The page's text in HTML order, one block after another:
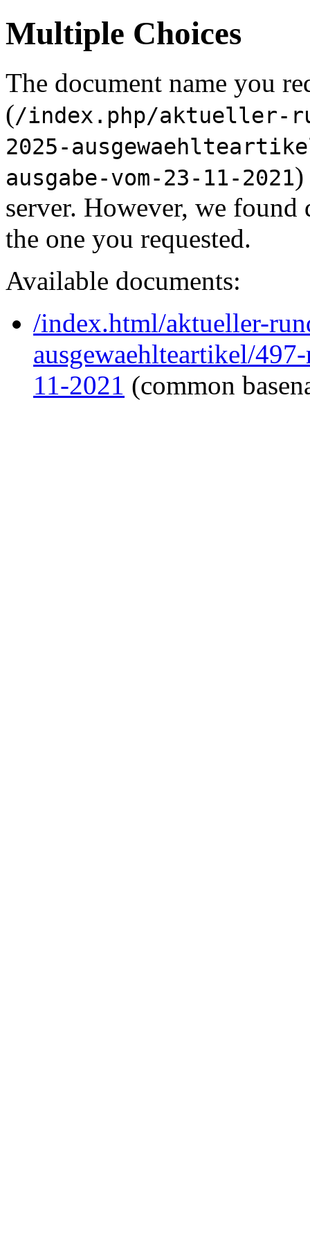
Multiple Choices
The document name you
(/index.php/aktueller-
2025-
ausgabe-vom-23-11-2021)
server. However, we
the one you requested.
Available documents:
/index.html/aktueller-
ausgewaehlteartikel/
11-2021 (common